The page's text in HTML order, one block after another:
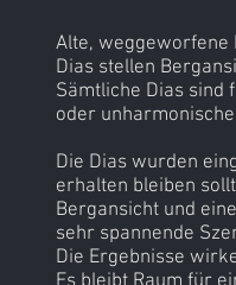
Alte, weggeworfene
Dias stellen
Sämtliche Dias sind
oder
Die Dias wurden
erhalten bleiben
Bergansicht und
sehr spannende
Die Ergebnisse